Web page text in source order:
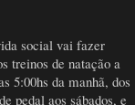
social vai fazer
treinos de natação a
5:00hs da manhã, dos
pedal aos sábados, e